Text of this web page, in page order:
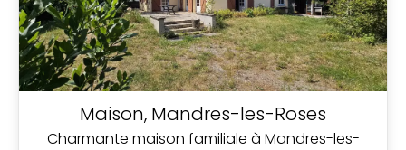
Maison, Mandres-les-Roses
Charmante maison familiale à Mandres-les-